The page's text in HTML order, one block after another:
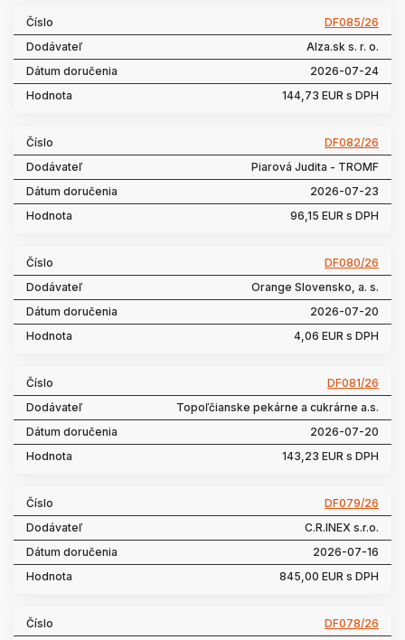
DF085/26
Alza.sk s. r. o.
2026-07-24
144,73 EUR s DPH
DF082/26
Piarová Judita - TROMF
2026-07-23
96,15 EUR s DPH
DF080/26
Orange Slovensko, a. s.
2026-07-20
4,06 EUR s DPH
DF081/26
Topoľčianske pekárne a cukrárne a.s.
2026-07-20
143,23 EUR s DPH
DF079/26
C.R.INEX s.r.o.
2026-07-16
845,00 EUR s DPH
DF078/26